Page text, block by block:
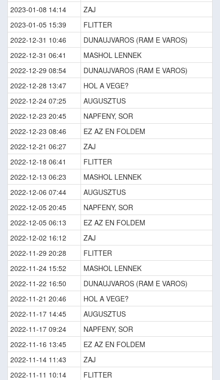
2023-01-08 14:14
ZAJ
2023-01-05 15:39
FLITTER
2022-12-31 10:46
DUNAUJVAROS (RAM E VAROS)
2022-12-31 06:41
MASHOL LENNEK
2022-12-29 08:54
DUNAUJVAROS (RAM E VAROS)
2022-12-28 13:47
HOL A VEGE?
2022-12-24 07:25
AUGUSZTUS
2022-12-23 20:45
NAPFENY, SOR
2022-12-23 08:46
EZ AZ EN FOLDEM
2022-12-21 06:27
ZAJ
2022-12-18 06:41
FLITTER
2022-12-13 06:23
MASHOL LENNEK
2022-12-06 07:44
AUGUSZTUS
2022-12-05 20:45
NAPFENY, SOR
2022-12-05 06:13
EZ AZ EN FOLDEM
2022-12-02 16:12
ZAJ
2022-11-29 20:28
FLITTER
2022-11-24 15:52
MASHOL LENNEK
2022-11-22 16:50
DUNAUJVAROS (RAM E VAROS)
2022-11-21 20:46
HOL A VEGE?
2022-11-17 14:45
AUGUSZTUS
2022-11-17 09:24
NAPFENY, SOR
2022-11-16 13:45
EZ AZ EN FOLDEM
2022-11-14 11:43
ZAJ
2022-11-11 10:14
FLITTER